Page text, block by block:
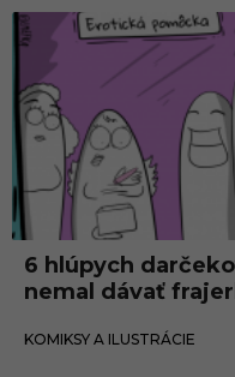
6 hlúpych
nemal dávať
KOMIKSY A ILUSTRÁCIE